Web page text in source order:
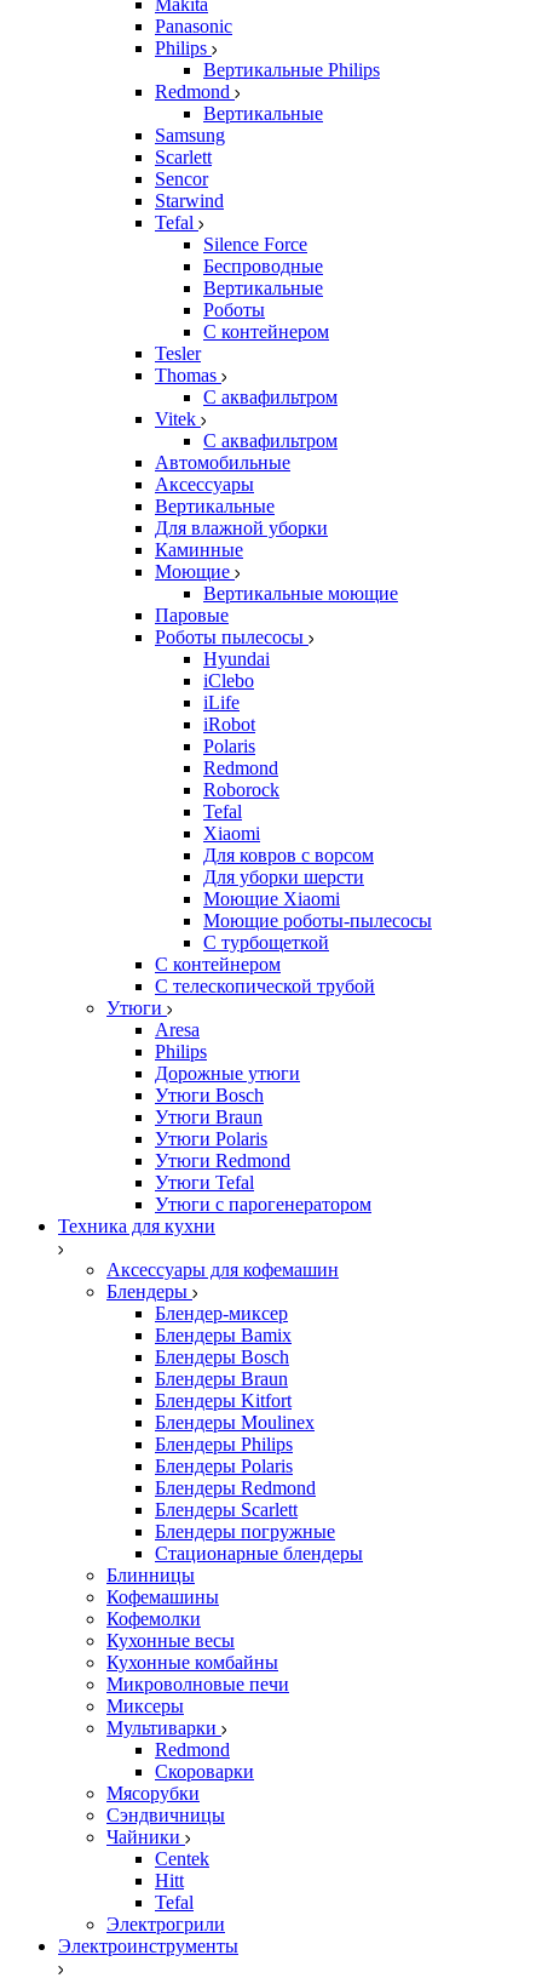
Makita
Panasonic
Philips
Вертикальные Philips
Redmond
Вертикальные
Samsung
Scarlett
Sencor
Starwind
Tefal
Silence Force
Беспроводные
Вертикальные
Роботы
С контейнером
Tesler
Thomas
С аквафильтром
Vitek
С аквафильтром
Автомобильные
Аксессуары
Вертикальные
Для влажной уборки
Каминные
Моющие
Вертикальные моющие
Паровые
Роботы пылесосы
Hyundai
iClebo
iLife
iRobot
Polaris
Redmond
Roborock
Tefal
Xiaomi
Для ковров с ворсом
Для уборки шерсти
Моющие Xiaomi
Моющие роботы-пылесосы
С турбощеткой
С контейнером
С телескопической трубой
Утюги
Aresa
Philips
Дорожные утюги
Утюги Bosch
Утюги Braun
Утюги Polaris
Утюги Redmond
Утюги Tefal
Утюги с парогенератором
Техника для кухни
Аксессуары для кофемашин
Блендеры
Блендер-миксер
Блендеры Bamix
Блендеры Bosch
Блендеры Braun
Блендеры Kitfort
Блендеры Moulinex
Блендеры Philips
Блендеры Polaris
Блендеры Redmond
Блендеры Scarlett
Блендеры погружные
Стационарные блендеры
Блинницы
Кофемашины
Кофемолки
Кухонные весы
Кухонные комбайны
Микроволновые печи
Миксеры
Мультиварки
Redmond
Скороварки
Мясорубки
Сэндвичницы
Чайники
Centek
Hitt
Tefal
Электрогрили
Электроинструменты